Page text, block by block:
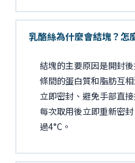
乳酪絲為什麼會結塊？怎
結塊的主要原因是開封
條間的蛋白質和脂肪互
立即密封、避免手部直
每次取用後立即重新密
過4°C。